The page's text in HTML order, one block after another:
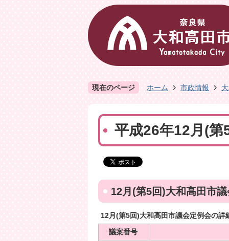
現在のページ ホーム 市政情報
平成26年12月(第
12月(第5回)大和高田市
12月(第5回)大和高田市議会定例会の詳
議案番号